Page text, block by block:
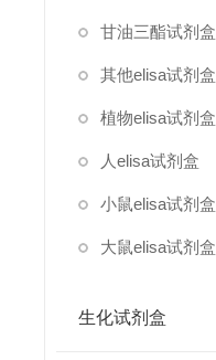
甘油三酯试剂盒
其他elisa试剂盒
植物elisa试剂盒
人elisa试剂盒
小鼠elisa试剂盒
大鼠elisa试剂盒
生化试剂盒